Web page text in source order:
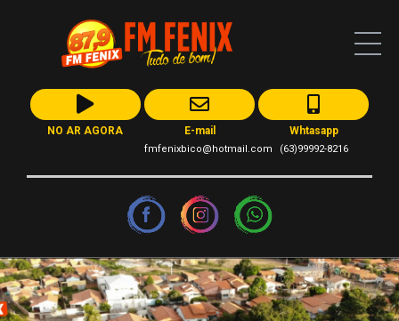
NO AR AGORA E-mail
fmfenixbico@hotmail.com
Whtasapp
(63)99992-8216